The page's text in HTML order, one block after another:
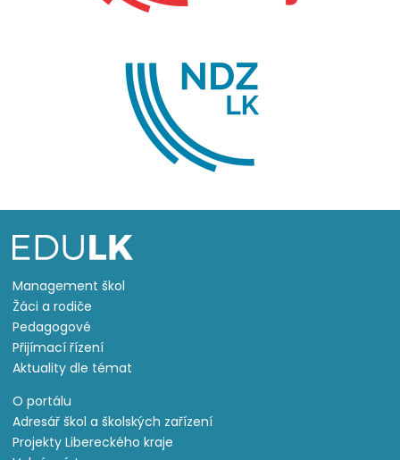
Management škol
Žáci a rodiče
Pedagogové
Přijímací řízení
Aktuality dle témat
O portálu
Adresář škol a školských zařízení
Projekty Libereckého kraje